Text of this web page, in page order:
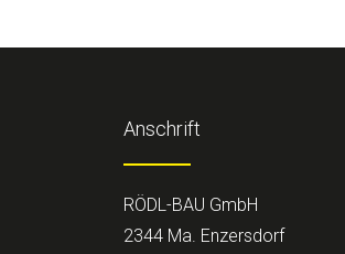
Anschrift
RÖDL-BAU GmbH
2344 Ma. Enzersdorf